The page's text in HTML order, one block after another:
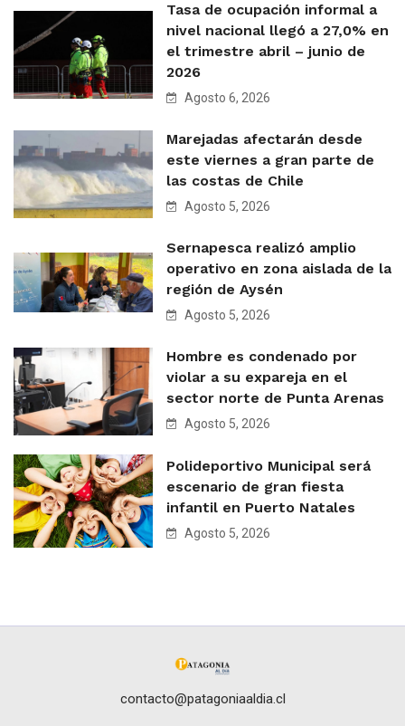
Tasa de ocupación informal a
nivel nacional llegó a 27,0% en
el trimestre abril – junio de
2026
Agosto 6, 2026
Marejadas afectarán desde
este viernes a gran parte de
las costas de Chile
Agosto 5, 2026
Sernapesca realizó amplio
operativo en zona aislada de la
región de Aysén
Agosto 5, 2026
Hombre es condenado por
violar a su expareja en el
sector norte de Punta Arenas
Agosto 5, 2026
Polideportivo Municipal será
escenario de gran fiesta
infantil en Puerto Natales
Agosto 5, 2026
contacto@patagoniaaldia.cl